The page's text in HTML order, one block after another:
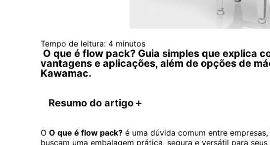
Tempo de leitura: 4 minutos
O que é flow pack? Guia simples que explica
vantagens e aplicações, além de opções de
Kawamac.
Resumo do artigo＋
O O que é flow pack? é uma dúvida comum entre
buscam uma embalagem prática, segura e versátil para